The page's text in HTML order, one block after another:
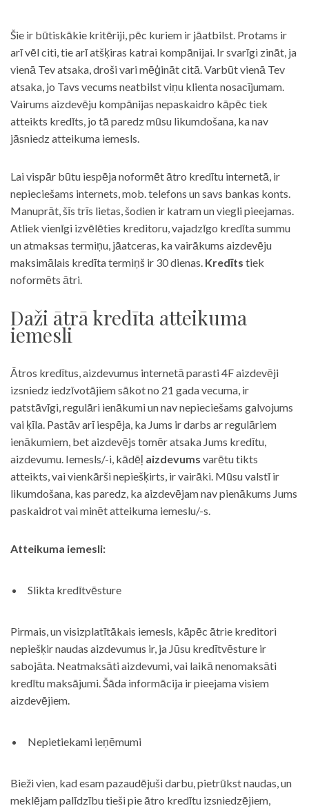
Šie ir būtiskākie kritēriji, pēc kuriem ir jāatbilst. Protams ir
arī vēl citi, tie arī atšķiras katrai kompānijai. Ir svarīgi zināt, ja
vienā Tev atsaka, droši vari mēģināt citā. Varbūt vienā Tev
atsaka, jo Tavs vecums neatbilst viņu klienta nosacījumam.
Vairums aizdevēju kompānijas nepaskaidro kāpēc tiek
atteikts kredīts, jo tā paredz mūsu likumdošana, ka nav
jāsniedz atteikuma iemesls.
Lai vispār būtu iespēja noformēt ātro kredītu internetā, ir
nepieciešams internets, mob. telefons un savs bankas konts.
Manuprāt, šīs trīs lietas, šodien ir katram un viegli pieejamas.
Atliek vienīgi izvēlēties kreditoru, vajadzīgo kredīta summu
un atmaksas termiņu, jāatceras, ka vairākums aizdevēju
maksimālais kredīta termiņš ir 30 dienas. Kredīts tiek
noformēts ātri.
Daži ātrā kredīta atteikuma
iemesli
Ātros kredītus, aizdevumus internetā parasti 4F aizdevēji
izsniedz iedzīvotājiem sākot no 21 gada vecuma, ir
patstāvīgi, regulāri ienākumi un nav nepieciešams galvojums
vai ķīla. Pastāv arī iespēja, ka Jums ir darbs ar regulāriem
ienākumiem, bet aizdevējs tomēr atsaka Jums kredītu,
aizdevumu. Iemesls/-i, kādēļ aizdevums varētu tikts
atteikts, vai vienkārši nepiešķirts, ir vairāki. Mūsu valstī ir
likumdošana, kas paredz, ka aizdevējam nav pienākums Jums
paskaidrot vai minēt atteikuma iemeslu/-s.
Atteikuma iemesli:
Slikta kredītvēsture
Pirmais, un visizplatītākais iemesls, kāpēc ātrie kreditori
nepiešķir naudas aizdevumus ir, ja Jūsu kredītvēsture ir
sabojāta. Neatmaksāti aizdevumi, vai laikā nenomaksāti
kredītu maksājumi. Šāda informācija ir pieejama visiem
aizdevējiem.
Nepietiekami ieņēmumi
Bieži vien, kad esam pazaudējuši darbu, pietrūkst naudas, un
meklējam palīdzību tieši pie ātro kredītu izsniedzējiem,